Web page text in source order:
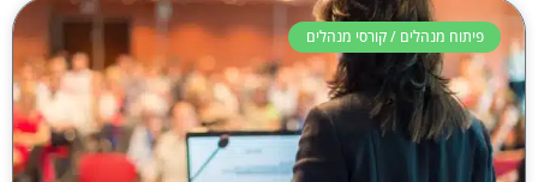
פיתוח מנהלים / קורסי מנהלים